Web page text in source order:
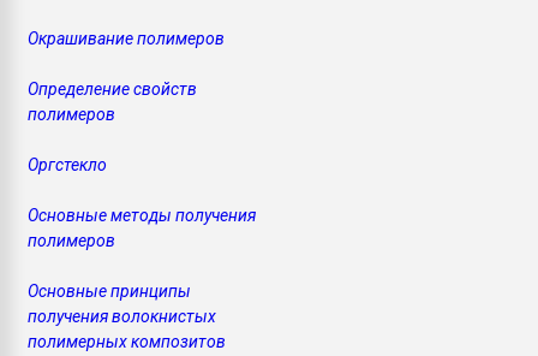
Окрашивание полимеров
Определение свойств
полимеров
Оргстекло
Основные методы получения
полимеров
Основные принципы
получения волокнистых
полимерных композитов